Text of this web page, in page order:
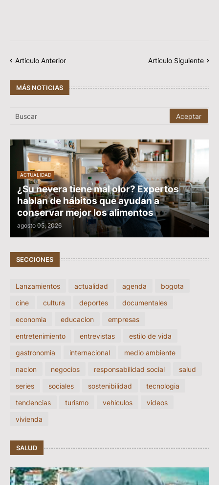
Artículo Anterior Artículo Siguiente
MÁS NOTICIAS
ACTUALIDAD
¿Su nevera tiene mal olor? Expertos
hablan de hábitos que ayudan a
conservar mejor los alimentos
agosto 05, 2026
SECCIONES
Lanzamientos actualidad agenda
bogota
cine
cultura deportes
documentales
economia
educacion
empresas
entretenimiento
entrevistas
estilo de vida
gastronomia
internacional
medio ambiente
nacion
negocios responsabilidad social
salud
series
sociales sostenibilidad
tecnologia
tendencias
turismo vehiculos
videos
vivienda
SALUD